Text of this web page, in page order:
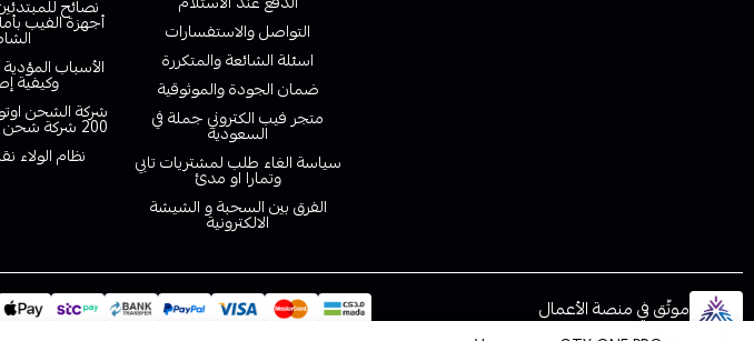
التواصل والاستفسارات
اسئلة الشائعة والمتكررة
ضمان الجودة والموثوقية
متجر فيب الكتروني جملة في
السعودية
سياسة الغاء طلب لمشتريات تابي
وتمارا او مدئ
الفرق بين السحبة و الشيشة
الالكترونية
نصائح
أجهزة الفيب
الأسباب
وكيفية
شركة الشحن
200 شركة شحن داخلية ودولية
نظام الولاء
موثّق في منصة الأعمال